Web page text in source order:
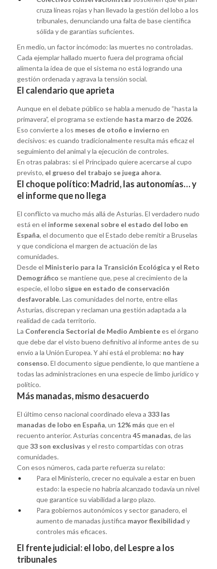
cruza líneas rojas y han llevado la gestión del lobo a los
tribunales, denunciando una falta de base científica
sólida y de garantías suficientes.
En medio, un factor incómodo: las muertes no controladas.
Cada ejemplar hallado muerto fuera del programa oficial
alimenta la idea de que el sistema no está logrando una
gestión ordenada y agrava la tensión social.
El calendario que aprieta
Aunque en el debate público se habla a menudo de “hasta la
primavera”, el programa se extiende hasta marzo de 2026.
Eso convierte a los meses de otoño e invierno en
decisivos: es cuando tradicionalmente resulta más eficaz el
seguimiento del animal y la ejecución de controles.
En otras palabras: si el Principado quiere acercarse al cupo
previsto, el grueso del trabajo se juega ahora.
El choque político: Madrid, las autonomías… y
el informe que no llega
El conflicto va mucho más allá de Asturias. El verdadero nudo
está en el informe sexenal sobre el estado del lobo en
España, el documento que el Estado debe remitir a Bruselas
y que condiciona el margen de actuación de las
comunidades.
Desde el Ministerio para la Transición Ecológica y el Reto
Demográfico se mantiene que, pese al crecimiento de la
especie, el lobo sigue en estado de conservación
desfavorable. Las comunidades del norte, entre ellas
Asturias, discrepan y reclaman una gestión adaptada a la
realidad de cada territorio.
La Conferencia Sectorial de Medio Ambientees el órgano
que debe dar el visto bueno definitivo al informe antes de su
envío a la Unión Europea. Y ahí está el problema: no hay
consenso. El documento sigue pendiente, lo que mantiene a
todas las administraciones en una especie de limbo jurídico y
político.
Más manadas, mismo desacuerdo
El último censo nacional coordinado eleva a 333 las
manadas de lobo en España, un 12% más que en el
recuento anterior. Asturias concentra 45 manadas, de las
que33 son exclusivas y el resto compartidas con otras
comunidades.
Con esos números, cada parte refuerza su relato:
Para el Ministerio, crecer no equivale a estar en buen
estado: la especie no habría alcanzado todavía un nivel
que garantice su viabilidad a largo plazo.
Para gobiernos autonómicos y sector ganadero, el
aumento de manadas justifica mayor flexibilidad y
controles más eficaces.
El frente judicial: el lobo, del Lespre a los
tribunales